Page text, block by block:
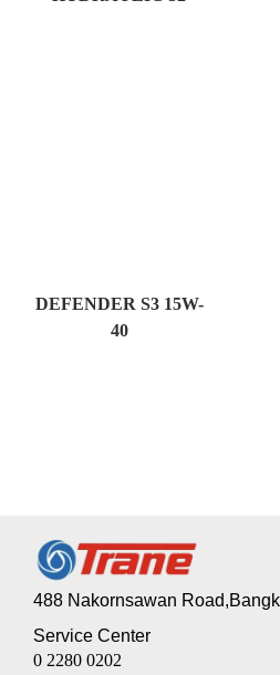
DEFENDER S3 15W-
40
488 Nakornsawan
Service Center
0 2280 0202